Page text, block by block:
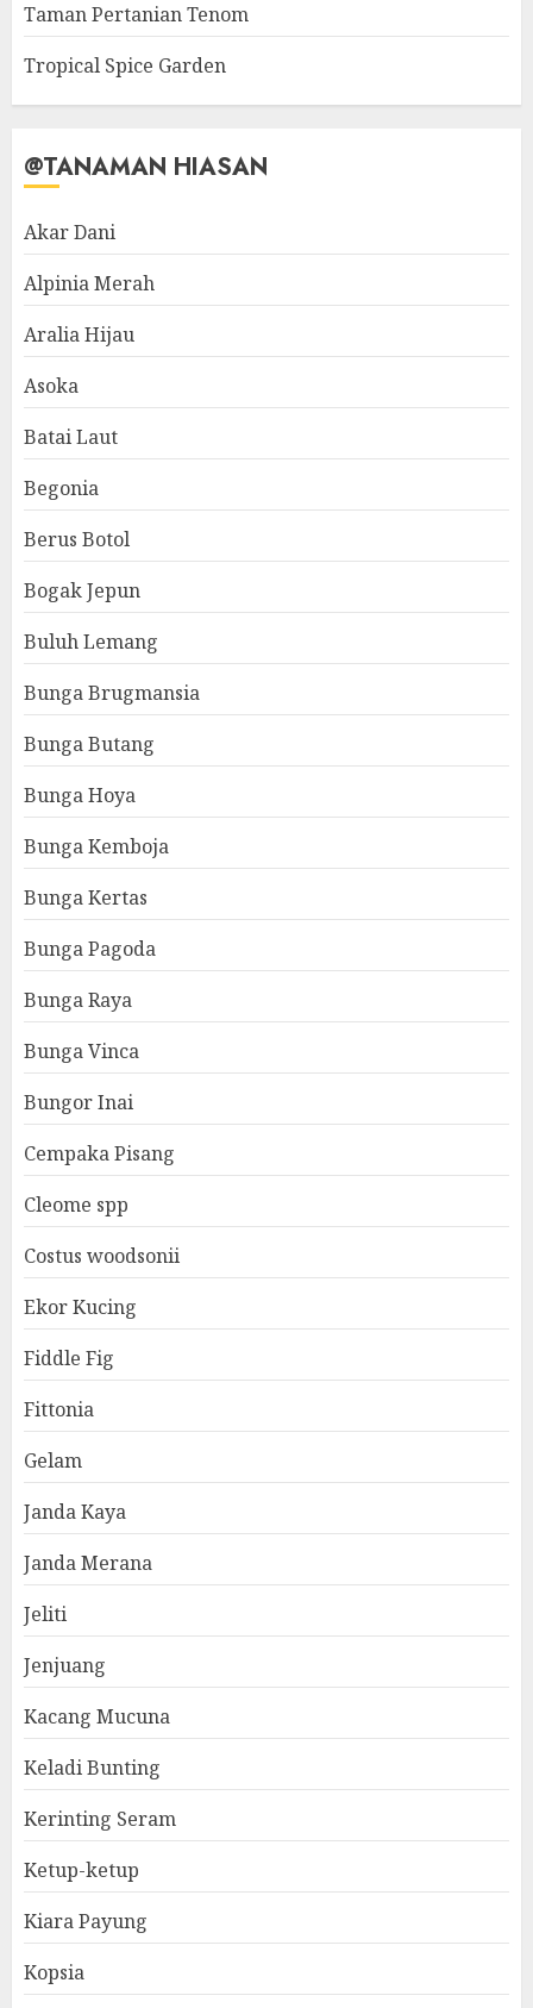
Taman Pertanian Tenom
Tropical Spice Garden
@TANAMAN HIASAN
Akar Dani
Alpinia Merah
Aralia Hijau
Asoka
Batai Laut
Begonia
Berus Botol
Bogak Jepun
Buluh Lemang
Bunga Brugmansia
Bunga Butang
Bunga Hoya
Bunga Kemboja
Bunga Kertas
Bunga Pagoda
Bunga Raya
Bunga Vinca
Bungor Inai
Cempaka Pisang
Cleome spp
Costus woodsonii
Ekor Kucing
Fiddle Fig
Fittonia
Gelam
Janda Kaya
Janda Merana
Jeliti
Jenjuang
Kacang Mucuna
Keladi Bunting
Kerinting Seram
Ketup-ketup
Kiara Payung
Kopsia